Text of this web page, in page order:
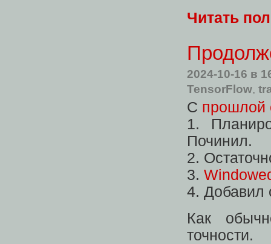
Читать
2024-10-16 в
TensorFlow,
С прошлой
1.
Починил.
2.
3.
4. Добавил
Как
точности.